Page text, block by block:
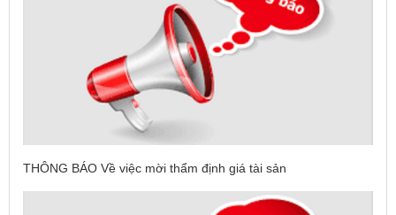
THÔNG BÁO Về việc mời thẩm định giá tài sản